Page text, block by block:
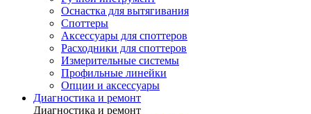
Оснастка для вытягивания
Споттеры
Аксессуары для споттеров
Расходники для споттеров
Измерительные системы
Профильные линейки
Опции и аксессуары
Диагностика и ремонт
Диагностика и ремонт